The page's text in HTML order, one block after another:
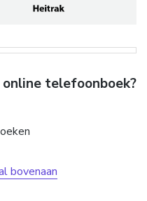
telefoonboek?
bovenaan